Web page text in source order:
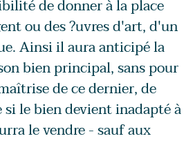
de donner à la place
ou des ?uvres d'art, d'un
Ainsi il aura anticipé la
bien principal, sans pour
de ce dernier, de
le bien devient inadapté à
le vendre - sauf aux